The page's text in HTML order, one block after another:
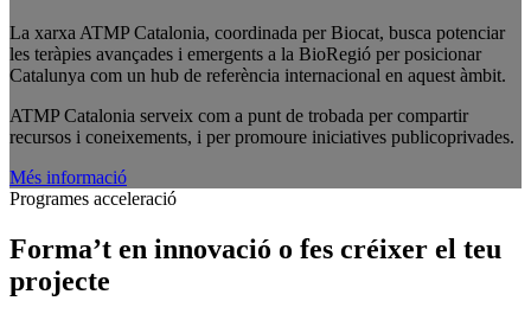
La xarxa ATMP Catalonia, coordinada per Biocat, busca potenciar
les teràpies avançades i emergents a la BioRegió per posicionar
Catalunya com un hub de referència internacional en aquest àmbit.
ATMP Catalonia serveix com a punt de trobada per compartir
recursos i coneixements, i per promoure iniciatives publicoprivades.
Més informació
Programes acceleració
Forma’t en innovació o fes créixer el teu
projecte